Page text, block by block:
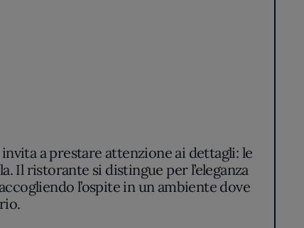
a prestare attenzione ai dettagli: le
Il ristorante si distingue per l’eleganza
l’ospite in un ambiente dove